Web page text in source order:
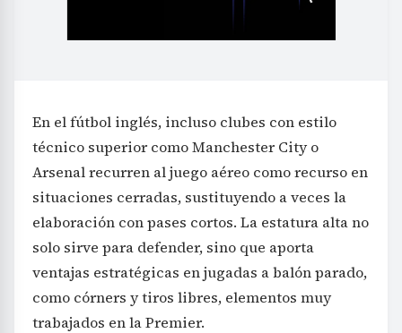
En el fútbol inglés, incluso clubes con estilo
técnico superior como Manchester City o
Arsenal recurren al juego aéreo como recurso en
situaciones cerradas, sustituyendo a veces la
elaboración con pases cortos. La estatura alta no
solo sirve para defender, sino que aporta
ventajas estratégicas en jugadas a balón parado,
como córners y tiros libres, elementos muy
trabajados en la Premier.